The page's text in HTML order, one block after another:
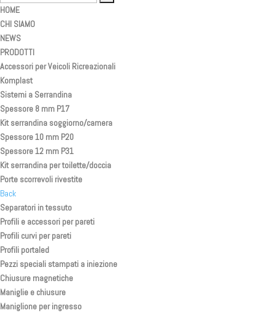
HOME
CHI SIAMO
NEWS
PRODOTTI
Accessori per Veicoli Ricreazionali
Komplast
Sistemi a Serrandina
Spessore 8 mm P17
Kit serrandina soggiorno/camera
Spessore 10 mm P20
Spessore 12 mm P31
Kit serrandina per toilette/doccia
Porte scorrevoli rivestite
Back
Separatori in tessuto
Profili e accessori per pareti
Profili curvi per pareti
Profili portaled
Pezzi speciali stampati a iniezione
Chiusure magnetiche
Maniglie e chiusure
Maniglione per ingresso